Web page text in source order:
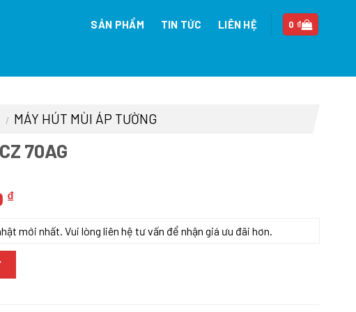
SẢN PHẨM TIN TỨC LIÊN HỆ 0₫
/ MÁY HÚT MÙI ÁP TƯỜNG
70AG
₫Giá
tại
là:
3.393.000 ₫.
mới nhất. Vui lòng liên hệ tư vấn để nhận giá ưu đãi hơn.